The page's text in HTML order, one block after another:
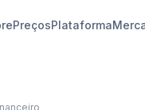
PreçosPlataforma